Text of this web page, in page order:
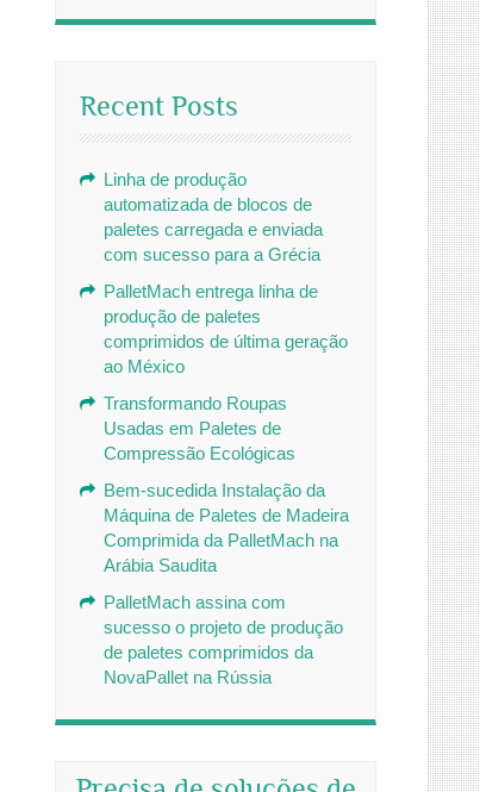
Recent Posts
Linha de produção
automatizada de blocos de
paletes carregada e enviada
com sucesso para a Grécia
PalletMach entrega linha de
produção de paletes
comprimidos de última geração
ao México
Transformando Roupas
Usadas em Paletes de
Compressão Ecológicas
Bem-sucedida Instalação da
Máquina de Paletes de Madeira
Comprimida da PalletMach na
Arábia Saudita
PalletMach assina com
sucesso o projeto de produção
de paletes comprimidos da
NovaPallet na Rússia